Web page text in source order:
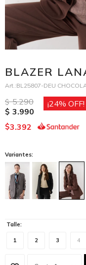
BLAZER
BL25807-DEU
$ 5.290
$ 3.990
24
$3.392
Variantes:
Talle:
1 2 3 4